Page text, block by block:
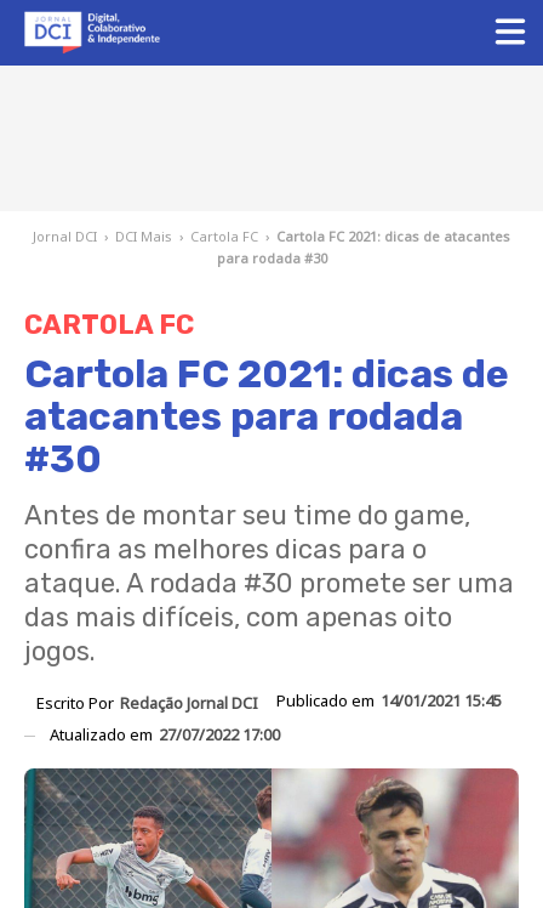
Jornal DCI › DCI Mais › Cartola FC › Cartola FC 2021: dicas de atacantes
para rodada #30
CARTOLA FC
Cartola FC 2021: dicas de
atacantes para rodada
#30
Antes de montar seu time do game,
confira as melhores dicas para o
ataque. A rodada #30 promete ser uma
das mais difíceis, com apenas oito
jogos.
Escrito Por Redação Jornal DCI Publicado em 14/01/2021 15:45
Atualizado em 27/07/2022 17:00